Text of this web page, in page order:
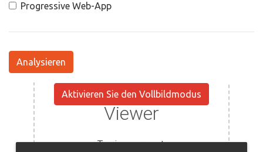
Progressive Web-App
Analysieren
Aktivieren Sie den Vollbildmodus